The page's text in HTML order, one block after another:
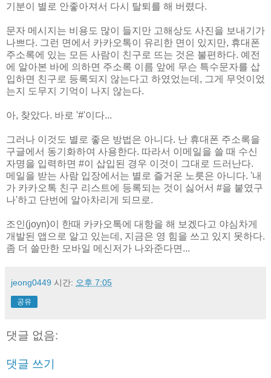
기분이 별로 안좋아져서 다시 탈퇴를 해 버렸다.
문자 메시지는 비용도 많이 들지만 고해상도 사진을 보내기가
나쁘다. 그런 면에서 카카오톡이 유리한 면이 있지만, 휴대폰
주소록에 있는 모든 사람이 친구로 뜨는 것은 불편하다. 예전
에 알아본 바에 의하면 주소록 이름 앞에 무슨 특수문자를 삽
입하면 친구로 등록되지 않는다고 하였었는데, 그게 무엇이었
는지 도무지 기억이 나지 않는다.
아, 찾았다. 바로 '#'이다...
그러나 이것도 별로 좋은 방법은 아니다. 난 휴대폰 주소록을
구글에서 동기화하여 사용한다. 따라서 이메일을 쓸 때 수신
자명을 입력하면 #이 삽입된 경우 이것이 그대로 드러난다.
메일을 받는 사람 입장에서는 별로 즐거운 노릇은 아니다. '내
가 카카오톡 친구 리스트에 등록되는 것이 싫어서 #을 붙였구
나'하고 단번에 알아차리게 되므로.
조인(joyn)이 한때 카카오톡에 대항을 해 보겠다고 야심차게
개발된 앱으로 알고 있는데, 지금은 영 힘을 쓰고 있지 못하다.
좀 더 쓸만한 모바일 메신저가 나와준다면...
jeong0449 시간: 오후 7:05
공유
댓글 없음:
댓글 쓰기